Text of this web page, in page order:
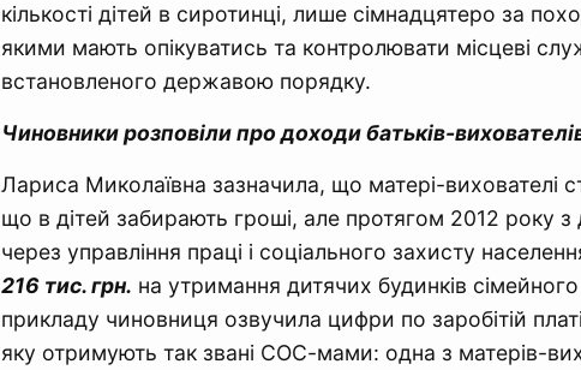
кількості дітей в сиротинці, лише сімнадцятеро за
якими мають опікуватись та контролювати місцеві
встановленого державою порядку.
Чиновники розповіли про доходи батьків-
Лариса Миколаївна зазначила, що матері-вихователі
що в дітей забирають гроші, але протягом 2012 року
через управління праці і соціального захисту
216 тис. грн. на утримання дитячих будинків
прикладу чиновниця озвучила цифри по заробітій
яку отримують так звані СОС-мами: одна з матерів-